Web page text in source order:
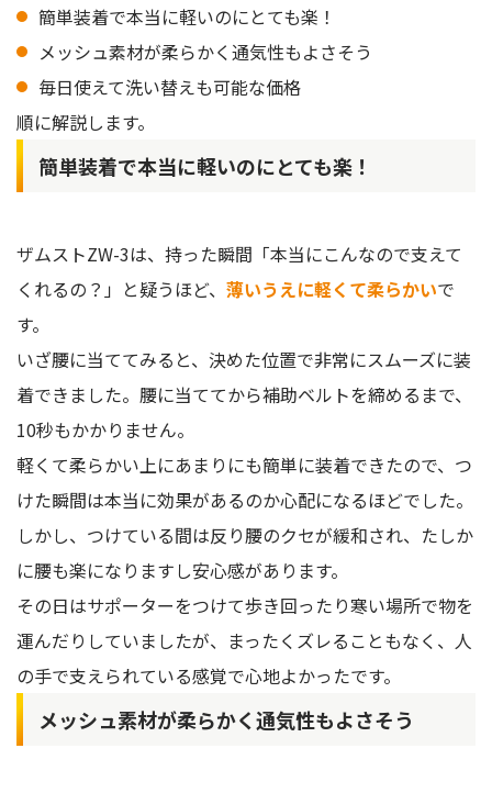
簡単装着で本当に軽いのにとても楽！
メッシュ素材が柔らかく通気性もよさそう
毎日使えて洗い替えも可能な価格
順に解説します。
簡単装着で本当に軽いのにとても楽！
ザムストZW-3は、持った瞬間「本当にこんなので支えて
くれるの？」と疑うほど、 薄いうえに軽くて柔らかいで
す。
いざ腰に当ててみると、決めた位置で非常にスムーズに装
着できました。腰に当ててから補助ベルトを締めるまで、
10秒もかかりません。
軽くて柔らかい上にあまりにも簡単に装着できたので、つ
けた瞬間は本当に効果があるのか心配になるほどでした。
しかし、つけている間は反り腰のクセが緩和され、たしか
に腰も楽になりますし安心感があります。
その日はサポーターをつけて歩き回ったり寒い場所で物を
運んだりしていましたが、まったくズレることもなく、人
の手で支えられている感覚で心地よかったです。
メッシュ素材が柔らかく通気性もよさそう